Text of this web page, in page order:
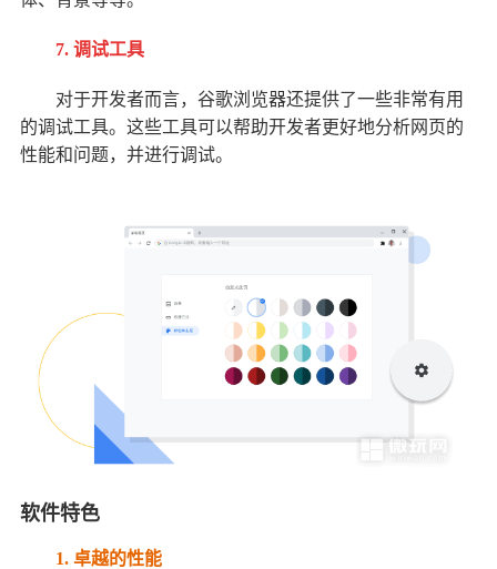
7. 调试工具
对于开发者而言，谷歌浏览器还提供了一些非常有用
的调试工具。这些工具可以帮助开发者更好地分析网页的
性能和问题，并进行调试。
软件特色
1. 卓越的性能